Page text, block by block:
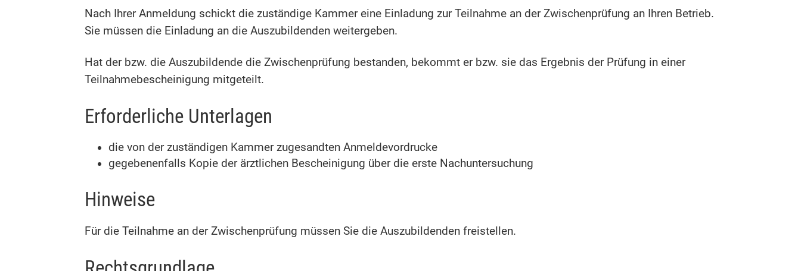
Nach Ihrer Anmeldung schickt die zuständige Kammer eine Einladung zur Teilnahme an der Zwischenprüfung an Ihren Betrieb.
Sie müssen die Einladung an die Auszubildenden weitergeben.
Hat der bzw. die Auszubildende die Zwischenprüfung bestanden, bekommt er bzw. sie das Ergebnis der Prüfung in einer
Teilnahmebescheinigung mitgeteilt.
Erforderliche Unterlagen
die von der zuständigen Kammer zugesandten Anmeldevordrucke
gegebenenfalls Kopie der ärztlichen Bescheinigung über die erste Nachuntersuchung
Hinweise
Für die Teilnahme an der Zwischenprüfung müssen Sie die Auszubildenden freistellen.